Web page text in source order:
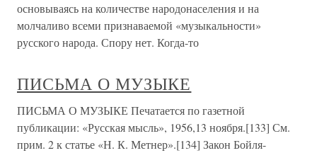
основываясь на количестве народонаселения и на
молчаливо всеми признаваемой «музыкальности»
русского народа. Спору нет. Когда-то
ПИСЬМА О МУЗЫКЕ
ПИСЬМА О МУЗЫКЕ Печатается по газетной
публикации: «Русская мысль», 1956,13 ноября.[133] См.
прим. 2 к статье «Н. К. Метнер».[134] Закон Бойля-